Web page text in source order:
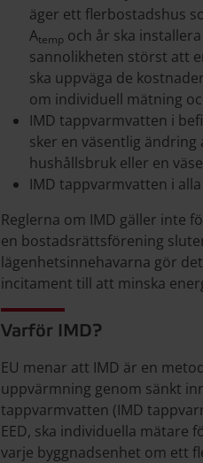
äger ett flerbostadshus
Atemp och år ska
sannolikheten störst att
ska uppväga de
om individuell mätning
IMD tappvarmvatten i
sker en väsentlig
hushållsbruk eller en
IMD tappvarmvatten i
Reglerna om IMD gäller inte
en bostadsrättsförening
lägenhetsinnehavarna gör
incitament till att minska
Varför IMD?
EU menar att IMD är en
uppvärmning genom sänkt
tappvarmvatten (IMD
EED, ska individuella mätare
varje byggnadsenhet om ett